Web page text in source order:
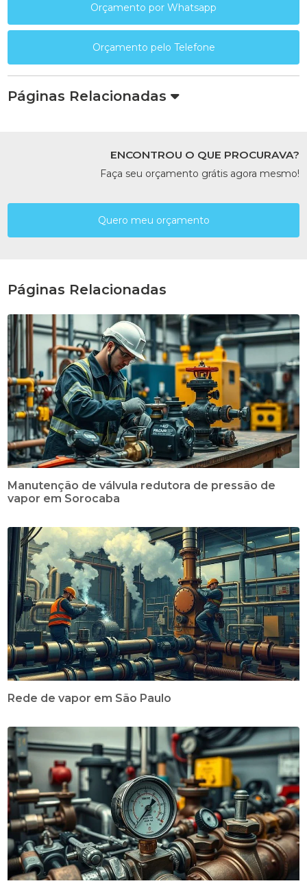
Orçamento por Whatsapp
Orçamento pelo Telefone
Páginas Relacionadas
ENCONTROU O QUE PROCURAVA?
Faça seu orçamento grátis agora mesmo!
Quero meu orçamento
Páginas Relacionadas
Manutenção de válvula redutora de pressão de
vapor em Sorocaba
Rede de vapor em São Paulo